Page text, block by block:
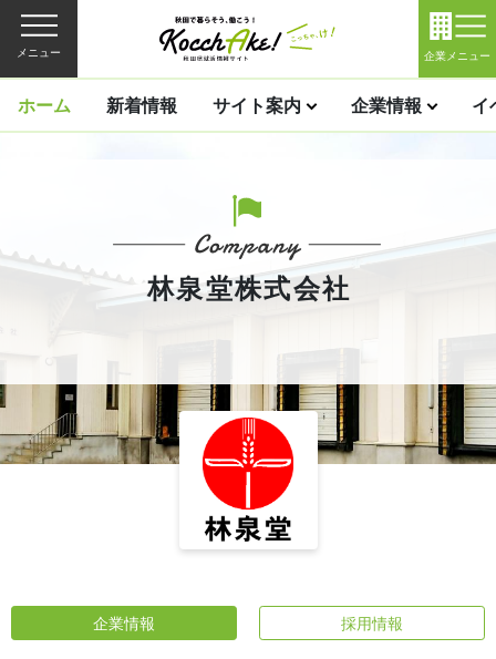
メニュー 企業メニュー
ホーム 新着情報 サイト案内 企業情報 イ
林泉堂株式会社
企業情報 採用情報